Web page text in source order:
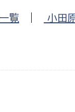
文化・生涯学習
覧| 小田